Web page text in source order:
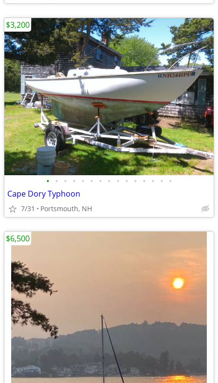
• • • • • • • • • • • • • • •
Cape Dory Typhoon
7/31 Portsmouth, NH
$3,200
$6,500